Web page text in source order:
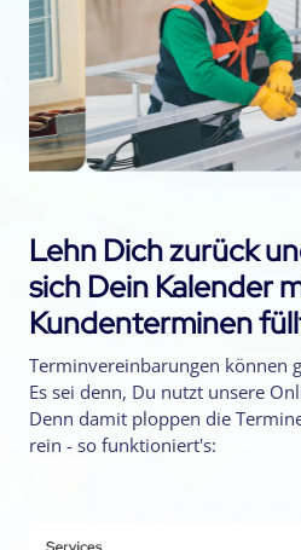
Lehn Dich zurück
sich Dein Kalender
Kundenterminen
Terminvereinbarungen können
Es sei denn, Du nutzt unsere
Denn damit ploppen die
rein - so funktioniert's: